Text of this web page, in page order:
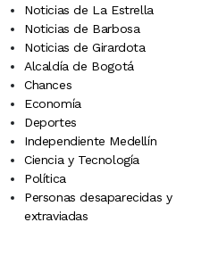
Noticias de La Estrella
Noticias de Barbosa
Noticias de Girardota
Alcaldía de Bogotá
Chances
Economía
Deportes
Independiente Medellín
Ciencia y Tecnología
Política
Personas desaparecidas y
extraviadas